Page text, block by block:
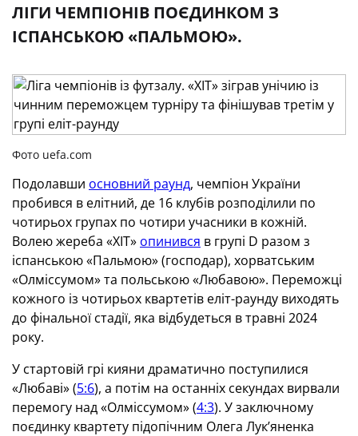
ЛІГИ ЧЕМПІОНІВ ПОЄДИНКОМ З
ІСПАНСЬКОЮ «ПАЛЬМОЮ».
Фото uefa.com
Подолавши основний раунд, чемпіон України
пробився в елітний, де 16 клубів розподілили по
чотирьох групах по чотири учасники в кожній.
Волею жереба «ХІТ» опинився в групі D разом з
іспанською «Пальмою» (господар), хорватським
«Олміссумом» та польською «Любавою». Переможці
кожного із чотирьох квартетів еліт-раунду виходять
до фінальної стадії, яка відбудеться в травні 2024
року.
У стартовій грі кияни драматично поступилися
«Любаві» (5:6), а потім на останніх секундах вирвали
перемогу над «Олміссумом» (4:3). У заключному
поєдинку квартету підопічним Олега Лук’яненка